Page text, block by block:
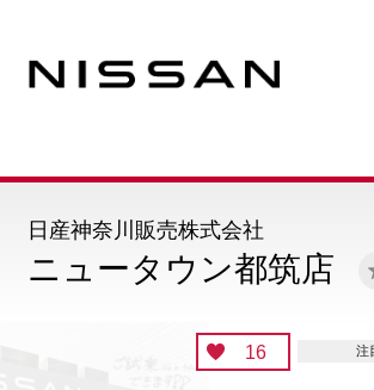
ニュータウン都筑店
日産神奈川販売株式会社
注目のブログ